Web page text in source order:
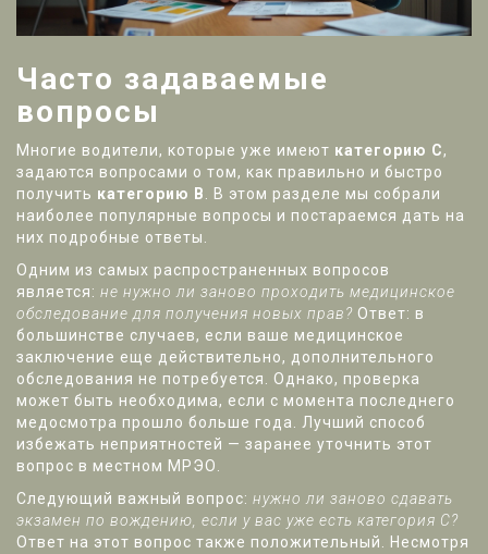
Часто задаваемые
вопросы
Многие водители, которые уже имеют категорию С,
задаются вопросами о том, как правильно и быстро
получить категорию В. В этом разделе мы собрали
наиболее популярные вопросы и постараемся дать на
них подробные ответы.
Одним из самых распространенных вопросов
является: не нужно ли заново проходить медицинское
обследование для получения новых прав? Ответ: в
большинстве случаев, если ваше медицинское
заключение еще действительно, дополнительного
обследования не потребуется. Однако, проверка
может быть необходима, если с момента последнего
медосмотра прошло больше года. Лучший способ
избежать неприятностей — заранее уточнить этот
вопрос в местном МРЭО.
Следующий важный вопрос: нужно ли заново сдавать
экзамен по вождению, если у вас уже есть категория С?
Ответ на этот вопрос также положительный. Несмотря